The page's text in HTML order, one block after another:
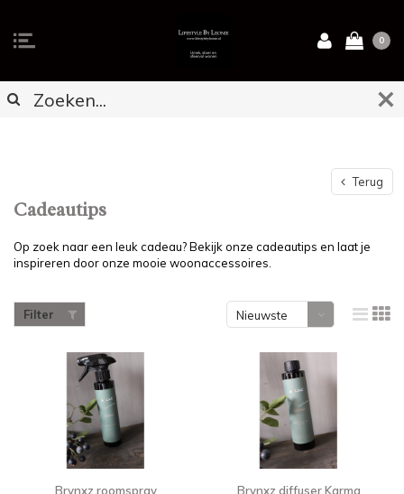
0
Terug
Cadeautips
Op zoek naar een leuk cadeau? Bekijk onze cadeautips en laat je
inspireren door onze mooie woonaccessoires.
Filter
Nieuwste
Brynxz roomspray
Brynxz diffuser Karma